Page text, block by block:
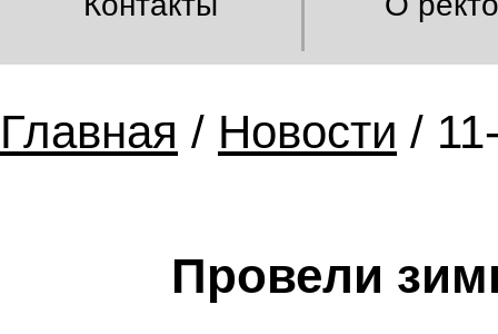
Главная / Новости /
Провели з